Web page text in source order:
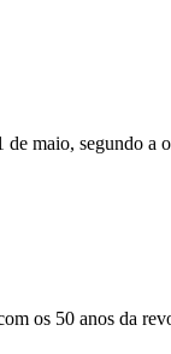
maio, segundo a
os 50 anos da